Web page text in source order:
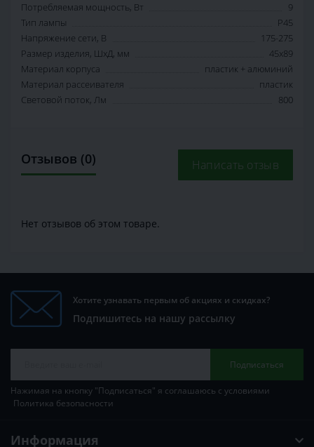
Потребляемая мощность, Вт
9
Тип лампы
P45
Напряжение сети, В
175-275
Размер изделия, ШхД, мм
45х89
Материал корпуса
пластик + алюминий
Материал рассеивателя
пластик
Световой поток, Лм
800
Отзывов (0) Написать отзыв
Нет отзывов об этом товаре.
Хотите узнавать первым об акциях и скидках?
Подпишитесь на нашу рассылку
Подписаться
Нажимая на кнопку "Подписаться" я соглашаюсь с условиями
Политика безопасности
Информация